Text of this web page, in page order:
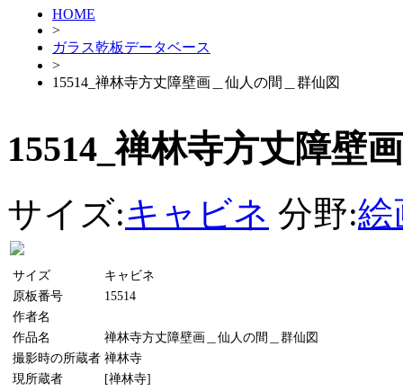
HOME
>
ガラス乾板データベース
>
15514_禅林寺方丈障壁画＿仙人の間＿群仙図
15514_禅林寺方丈障壁
サイズ:キャビネ 分野:絵
サイズ
キャビネ
原板番号
15514
作者名
作品名
禅林寺方丈障壁画＿仙人の間＿群仙図
撮影時の所蔵者 禅林寺
現所蔵者
[禅林寺]